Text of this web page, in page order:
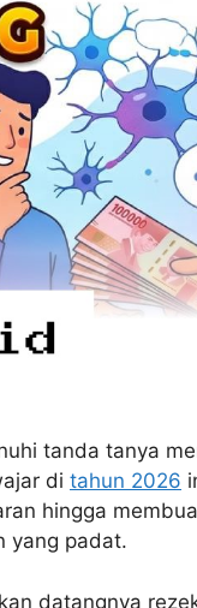
tanda tanya
di tahun 2026
hingga
yang padat.
datangnya